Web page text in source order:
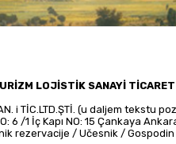
LOJİSTİK SANAYİ
6 /1 İç Kapı NO: 15 Çankaya
rezervacije / Učesnik /